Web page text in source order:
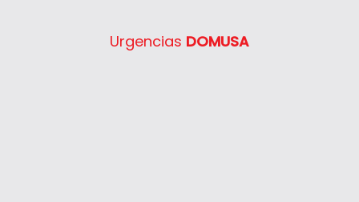
Urgencias DOMUSA